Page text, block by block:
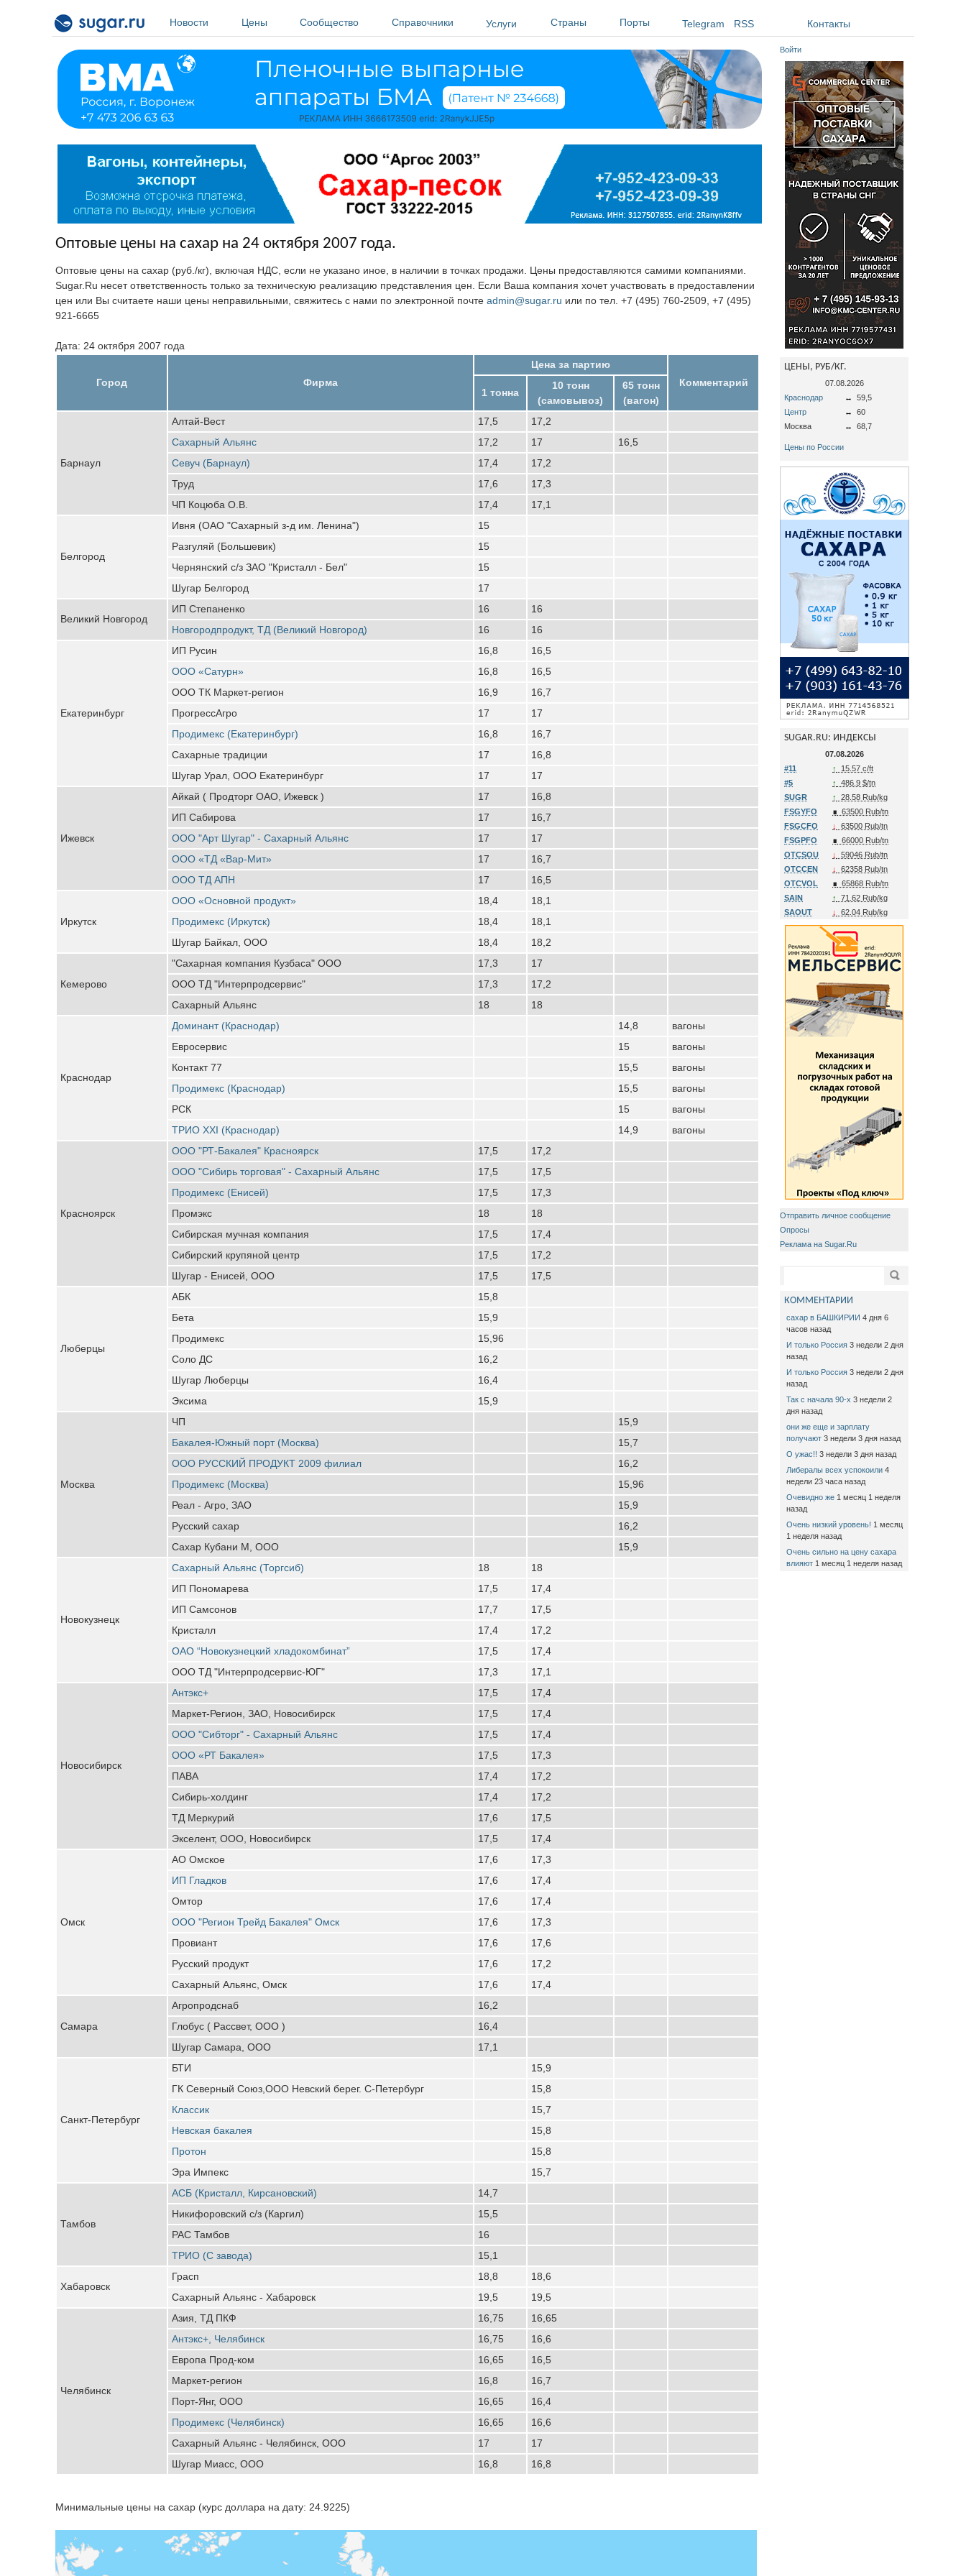
Новости
Цены Сообщество Справочники Услуги Страны Порты Telegram RSS Контакты
Оптовые цены на сахар на 24 октября 2007 года.
Оптовые цены на сахар (руб./кг), включая НДС, если не указано иное, в наличии в точках продажи. Цены предоставляются самими компаниями.
Sugar.Ru несет ответственность только за техническую реализацию представления цен. Если Ваша компания хочет участвовать в предоставлении
цен или Вы считаете наши цены неправильными, свяжитесь с нами по электронной почте admin@sugar.ru или по тел. +7 (495) 760-2509, +7 (495)
921-6665
Дата: 24 октября 2007 года
Город Фирма
Цена за партию
Комментарий
1 тонна
10 тонн
(самовывоз)
65 тонн
(вагон)
Барнаул
Алтай-Вест 17,5
17,2
Сахарный Альянс
17,2 17
16,5
Севуч (Барнаул)
17,4
17,2
Труд
17,6
17,3
ЧП Коцюба О.В.
17,4 17,1
Белгород
Ивня (ОАО "Сахарный з-д им. Ленина")
15
Разгуляй (Большевик)
15
Чернянский с/з ЗАО "Кристалл - Бел"
15
Шугар Белгород
17
Великий Новгород
ИП Степаненко 16
16
Новгородпродукт, ТД (Великий Новгород)
16 16
Екатеринбург
ИП Русин 16,8
16,5
ООО «Сатурн»
16,8
16,5
ООО ТК Маркет-регион
16,9
16,7
ПрогрессАгро
17
17
Продимекс (Екатеринбург)
16,8
16,7
Сахарные традиции
17
16,8
Шугар Урал, ООО Екатеринбург
17 17
Ижевск
Айкай ( Продторг ОАО, Ижевск ) 17
16,8
ИП Сабирова
17
16,7
ООО "Арт Шугар" - Сахарный Альянс
17
17
ООО «ТД «Вар-Мит»
17
16,7
ООО ТД АПН
17 16,5
Иркутск
ООО «Основной продукт» 18,4
18,1
Продимекс (Иркутск)
18,4
18,1
Шугар Байкал, ООО
18,4 18,2
Кемерово
"Сахарная компания Кузбаса" ООО 17,3
17
ООО ТД "Интерпродсервис"
17,3
17,2
Сахарный Альянс
18 18
Краснодар
Доминант (Краснодар) 14,8
вагоны
Евросервис
15
вагоны
Контакт 77
15,5
вагоны
Продимекс (Краснодар)
15,5
вагоны
РСК
15
вагоны
ТРИО XXI (Краснодар)
14,9 вагоны
Красноярск
ООО "РТ-Бакалея" Красноярск 17,5
17,2
ООО "Сибирь торговая" - Сахарный Альянс
17,5
17,5
Продимекс (Енисей)
17,5
17,3
Промэкс
18
18
Сибирская мучная компания
17,5
17,4
Сибирский крупяной центр
17,5
17,2
Шугар - Енисей, ООО
17,5 17,5
Люберцы
АБК
15,8
Бета
15,9
Продимекс
15,96
Соло ДС
16,2
Шугар Люберцы
16,4
Эксима
15,9
Москва
ЧП
15,9
Бакалея-Южный порт (Москва)
15,7
ООО РУССКИЙ ПРОДУКТ 2009 филиал
16,2
Продимекс (Москва)
15,96
Реал - Агро, ЗАО
15,9
Русский сахар
16,2
Сахар Кубани М, ООО
15,9
Новокузнецк
Сахарный Альянс (Торгсиб) 18
18
ИП Пономарева
17,5
17,4
ИП Самсонов
17,7
17,5
Кристалл
17,4
17,2
ОАО “Новокузнецкий хладокомбинат”
17,5
17,4
ООО ТД "Интерпродсервис-ЮГ"
17,3 17,1
Новосибирск
Антэкс+ 17,5
17,4
Маркет-Регион, ЗАО, Новосибирск
17,5
17,4
ООО "Сибторг" - Сахарный Альянс
17,5
17,4
ООО «РТ Бакалея»
17,5
17,3
ПАВА
17,4
17,2
Сибирь-холдинг
17,4
17,2
ТД Меркурий
17,6
17,5
Экселент, ООО, Новосибирск
17,5 17,4
Омск
АО Омское 17,6
17,3
ИП Гладков
17,6
17,4
Омтор
17,6
17,4
ООО "Регион Трейд Бакалея" Омск
17,6
17,3
Провиант
17,6
17,6
Русский продукт
17,6
17,2
Сахарный Альянс, Омск
17,6 17,4
Самара
Агропродснаб
16,2
Глобус ( Рассвет, ООО )
16,4
Шугар Самара, ООО
17,1
Санкт-Петербург
БТИ
15,9
ГК Северный Союз,ООО Невский берег. С-Петербург
15,8
Классик
15,7
Невская бакалея
15,8
Протон
15,8
Эра Импекс
15,7
Тамбов
АСБ (Кристалл, Кирсановский)
14,7
Никифоровский с/з (Каргил)
15,5
РАС Тамбов
16
ТРИО (С завода)
15,1
Хабаровск
Грасп 18,8
18,6
Сахарный Альянс - Хабаровск
19,5 19,5
Челябинск
Азия, ТД ПКФ 16,75
16,65
Антэкс+, Челябинск
16,75
16,6
Европа Прод-ком
16,65
16,5
Маркет-регион
16,8
16,7
Порт-Янг, ООО
16,65
16,4
Продимекс (Челябинск)
16,65
16,6
Сахарный Альянс - Челябинск, ООО
17
17
Шугар Миасс, ООО
16,8 16,8
Минимальные цены на сахар (курс доллара на дату: 24.9225)
Войти
ЦЕНЫ, РУБ/КГ.
07.08.2026
Краснодар
↔
59,5
Центр
↔
60
Москва
↔ 68,7
Цены по России
SUGAR.RU: ИНДЕКСЫ
07.08.2026
#11
↑
15.57 c/ft
#5
↑
486.9 $/tn
SUGR
↑
28.58 Rub/kg
FSGYFO
∎ 63500 Rub/tn
FSGCFO
↓
63500 Rub/tn
FSGPFO
∎ 66000 Rub/tn
OTCSOU
↓
59046 Rub/tn
OTCCEN
↓
62358 Rub/tn
OTCVOL
∎ 65868 Rub/tn
SAIN
↑
71.62 Rub/kg
SAOUT
↓ 62.04 Rub/kg
Отправить личное сообщение
Опросы
Реклама на Sugar.Ru
Поиск
КОММЕНТАРИИ
сахар в БАШКИРИИ 4 дня 6
часов назад
И только Россия 3 недели 2 дня
назад
И только Россия 3 недели 2 дня
назад
Так с начала 90-х 3 недели 2
дня назад
они же еще и зарплату
получают 3 недели 3 дня назад
О ужас!! 3 недели 3 дня назад
Либералы всех успокоили 4
недели 23 часа назад
Очевидно же 1 месяц 1 неделя
назад
Очень низкий уровень! 1 месяц
1 неделя назад
Очень сильно на цену сахара
влияют 1 месяц 1 неделя назад